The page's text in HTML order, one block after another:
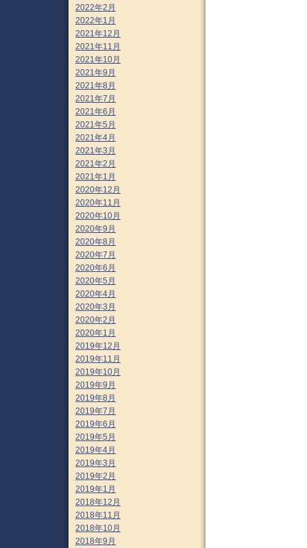
2022年2月
2022年1月
2021年12月
2021年11月
2021年10月
2021年9月
2021年8月
2021年7月
2021年6月
2021年5月
2021年4月
2021年3月
2021年2月
2021年1月
2020年12月
2020年11月
2020年10月
2020年9月
2020年8月
2020年7月
2020年6月
2020年5月
2020年4月
2020年3月
2020年2月
2020年1月
2019年12月
2019年11月
2019年10月
2019年9月
2019年8月
2019年7月
2019年6月
2019年5月
2019年4月
2019年3月
2019年2月
2019年1月
2018年12月
2018年11月
2018年10月
2018年9月